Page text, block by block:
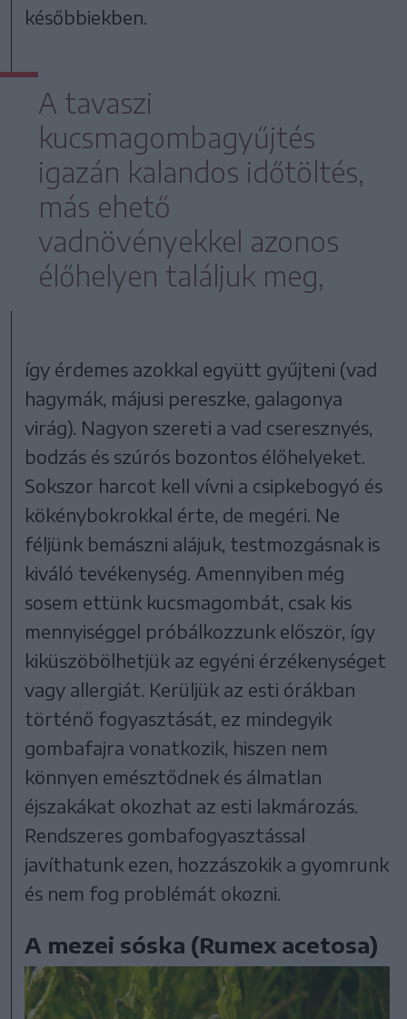
későbbiekben.
A tavaszi
kucsmagombagyűjtés
igazán kalandos időtöltés,
más ehető
vadnövényekkel azonos
élőhelyen találjuk meg,
így érdemes azokkal együtt gyűjteni (vad
hagymák, májusi pereszke, galagonya
virág). Nagyon szereti a vad cseresznyés,
bodzás és szúrós bozontos élőhelyeket.
Sokszor harcot kell vívni a csipkebogyó és
kökénybokrokkal érte, de megéri. Ne
féljünk bemászni alájuk, testmozgásnak is
kiváló tevékenység. Amennyiben még
sosem ettünk kucsmagombát, csak kis
mennyiséggel próbálkozzunk először, így
kiküszöbölhetjük az egyéni érzékenységet
vagy allergiát. Kerüljük az esti órákban
történő fogyasztását, ez mindegyik
gombafajra vonatkozik, hiszen nem
könnyen emésztődnek és álmatlan
éjszakákat okozhat az esti lakmározás.
Rendszeres gombafogyasztással
javíthatunk ezen, hozzászokik a gyomrunk
és nem fog problémát okozni.
A mezei sóska (Rumex acetosa)